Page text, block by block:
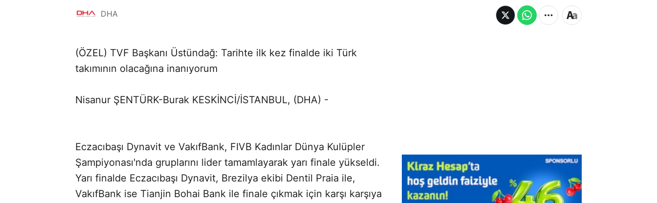
DHA
(ÖZEL) TVF Başkanı Üstündağ: Tarihte ilk kez finalde iki Türk
takımının olacağına inanıyorum
Nisanur ŞENTÜRK-Burak KESKİNCİ/İSTANBUL, (DHA) -
Eczacıbaşı Dynavit ve VakıfBank, FIVB Kadınlar Dünya Kulüpler
Şampiyonası'nda gruplarını lider tamamlayarak yarı finale yükseldi.
Yarı finalde Eczacıbaşı Dynavit, Brezilya ekibi Dentil Praia ile,
VakıfBank ise Tianjin Bohai Bank ile finale çıkmak için karşı karşıya